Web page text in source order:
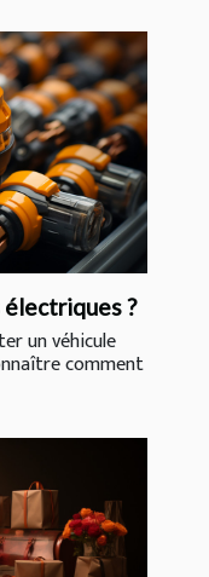
?
un véhicule
comment